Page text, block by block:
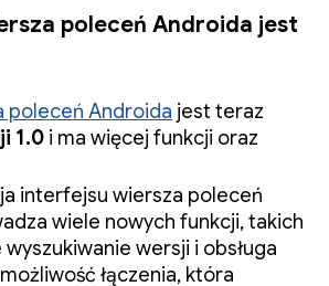
poleceń Androida jest
poleceń Androida jest teraz
1.0 i ma więcej funkcji oraz
interfejsu wiersza poleceń
wiele nowych funkcji, takich
wersji i obsługa
łączenia, która